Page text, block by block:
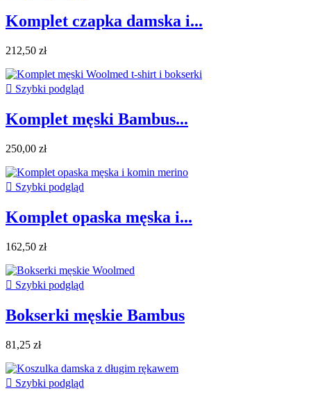
Komplet czapka damska i...
212,50 zł
 Szybki podgląd
Komplet męski Bambus...
250,00 zł
 Szybki podgląd
Komplet opaska męska i...
162,50 zł
 Szybki podgląd
Bokserki męskie Bambus
81,25 zł
 Szybki podgląd